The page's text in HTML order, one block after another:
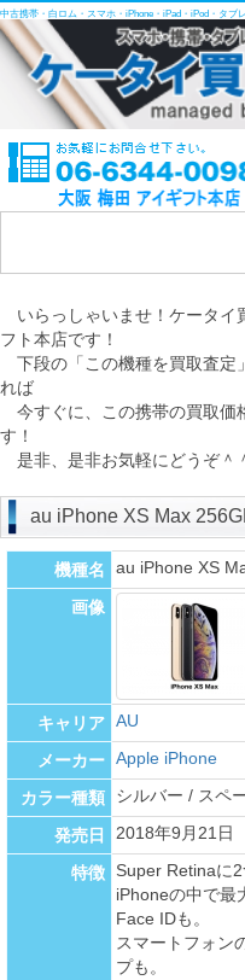
中古携帯・白ロム・スマホ・iPhone・iPad・iPod・タ
いらっしゃいませ！ケータイ
フト本店です！
下段の「この機種を買取査定
れば
今すぐに、この携帯の買取価
す！
是非、是非お気軽にどうぞ＾
au iPhone XS Max
機種名 au iPhone XS
画像
キャリア AU
メーカー Apple iPhone
カラー種類 シルバー / スペ
発売日 2018年9月21日
特徴
Super Retinaに
iPhoneの中で最
Face IDも。
スマートフォン
プも。